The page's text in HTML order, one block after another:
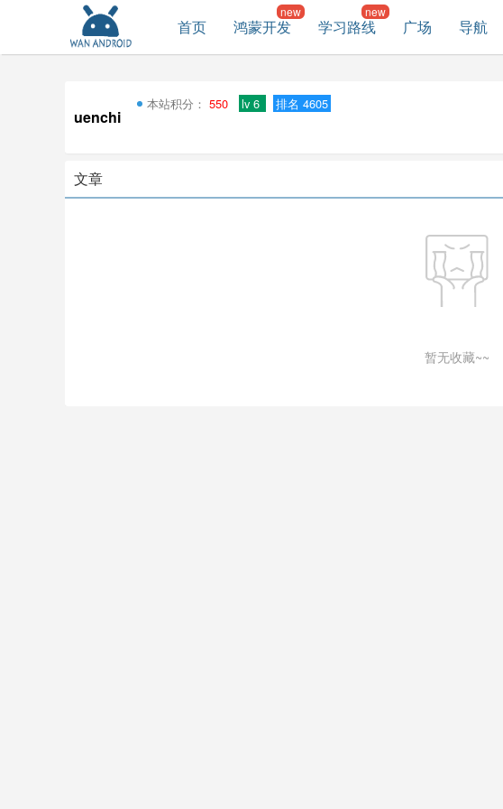
首页 鸿蒙开发 学习路线 广场 导航
uenchi
本站积分： 550 lv 6 排名 4605
文章
暂无收藏~~